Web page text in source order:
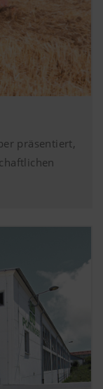
präsentiert,